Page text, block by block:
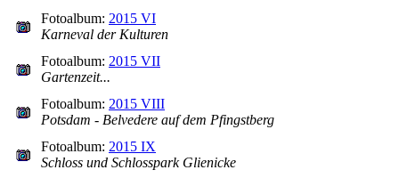
Fotoalbum: 2015 VI
Karneval der Kulturen
Fotoalbum: 2015 VII
Gartenzeit...
Fotoalbum: 2015 VIII
Potsdam - Belvedere auf dem Pfingstberg
Fotoalbum: 2015 IX
Schloss und Schlosspark Glienicke